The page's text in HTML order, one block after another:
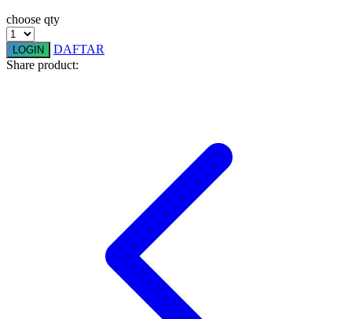
Stokke
Tommee Tippee
choose qty
LOGIN
DAFTAR
Share product: